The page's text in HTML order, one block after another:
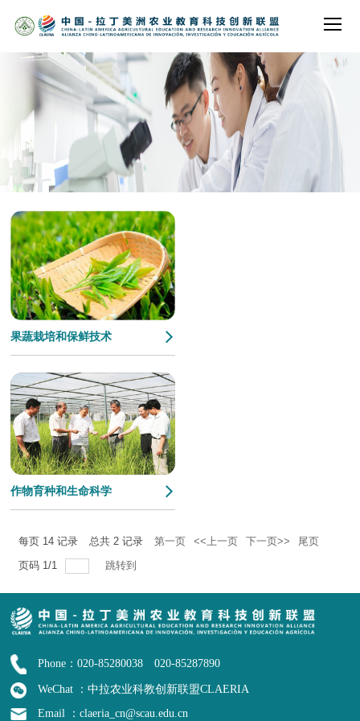
果蔬栽培和保鲜技术
作物育种和生命科学
每页 14 记录 总共 2 记录 第一页 <<上一页 下一页>>
尾页
页码 1/1 跳转到
Phone：020-85280038 020-85287890
WeChat ：中拉农业科教创新联盟CLAERIA
Email ：claeria_cn@scau.edu.cn